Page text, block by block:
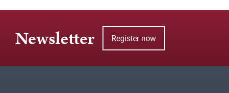
Newsletter Register now